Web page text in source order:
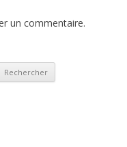
un commentaire.